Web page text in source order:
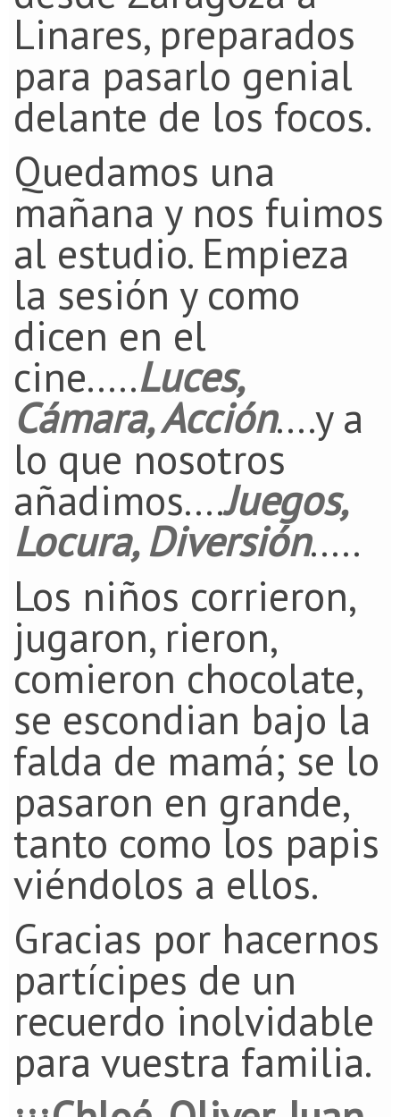
Linares, preparados
para pasarlo genial
delante de los focos.
Quedamos una
mañana y nos fuimos
al estudio. Empieza
la sesión y como
dicen en el
cine.....Luces,
Cámara, Acción....y a
lo que nosotros
añadimos....Juegos,
Locura, Diversión.....
Los niños corrieron,
jugaron, rieron,
comieron chocolate,
se escondian bajo la
falda de mamá; se lo
pasaron en grande,
tanto como los papis
viéndolos a ellos.
Gracias por hacernos
partícipes de un
recuerdo inolvidable
para vuestra familia.